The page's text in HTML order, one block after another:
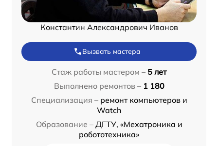
Константин Александрович Иванов
Вызвать мастера
Стаж работы мастером – 5 лет
Выполнено ремонтов – 1 180
Специализация – ремонт компьютеров и
Watch
Образование – ДГТУ, «Мехатроника и
робототехника»